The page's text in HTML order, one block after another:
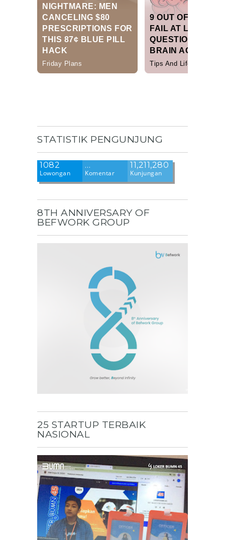
STATISTIK PENGUNJUNG
1082
Lowongan
…
Komentar
11,211,280
Kunjungan
8TH ANNIVERSARY OF
BEFWORK GROUP
25 STARTUP TERBAIK
NASIONAL